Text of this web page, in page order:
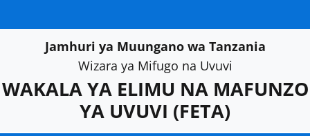
Jamhuri ya Muungano wa Tanzania
Wizara ya Mifugo na Uvuvi
WAKALA YA ELIMU NA MAFUNZO
YA UVUVI (FETA)